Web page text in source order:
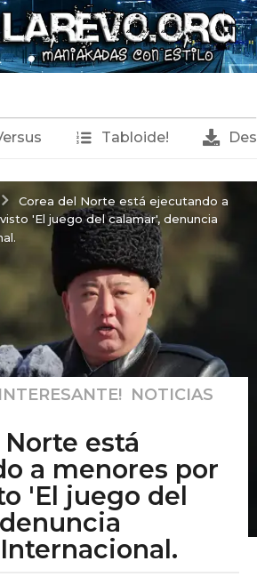
Tabloide!
Corea del Norte está ejecutando a
'El juego del calamar', denuncia
,NOTICIAS
está
a menores por
'El juego del